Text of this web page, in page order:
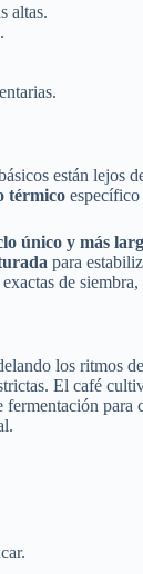
altas.
están
térmico
único y más
para
de
los ritmos
El café